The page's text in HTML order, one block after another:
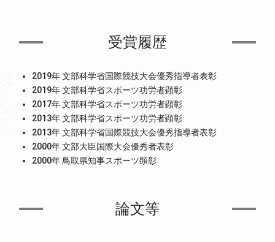
受賞履歴
2019年 文部科学省国際競技大会優秀指導者表彰
2019年 文部科学省スポーツ功労者顕彰
2017年 文部科学省スポーツ功労者顕彰
2013年 文部科学省スポーツ功労者顕彰
2013年 文部科学省国際競技大会優秀指導者表彰
2000年 文部大臣国際大会優秀者表彰
2000年 鳥取県知事スポーツ顕彰
論文等